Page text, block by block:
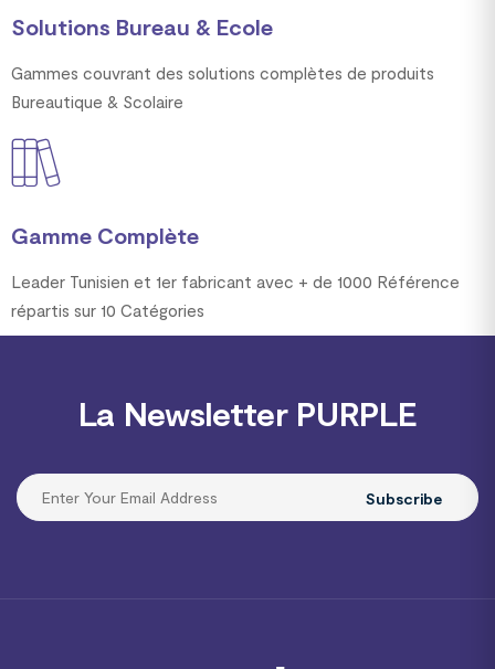
Solutions Bureau & Ecole
Gammes couvrant des solutions complètes de produits
Bureautique & Scolaire
Gamme Complète
Leader Tunisien et 1er fabricant avec + de 1000 Référence
répartis sur 10 Catégories
La Newsletter PURPLE
Subscribe